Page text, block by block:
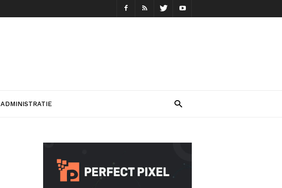
ADMINISTRATIE